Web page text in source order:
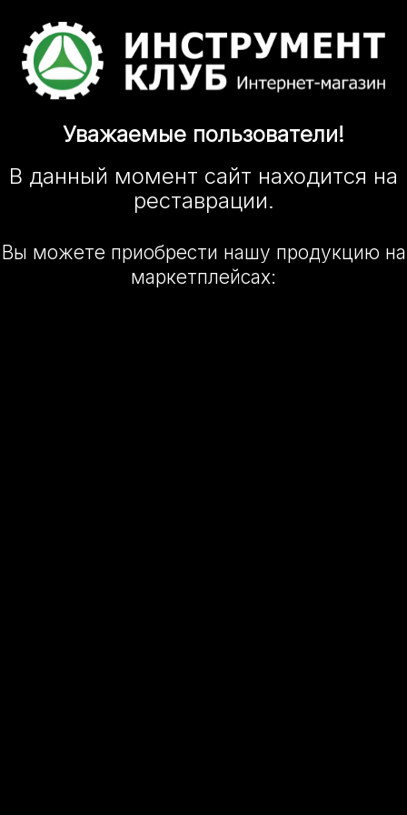
Уважаемые пользователи!
В данный момент сайт находится на
реставрации.
Вы можете приобрести нашу продукцию на
маркетплейсах: